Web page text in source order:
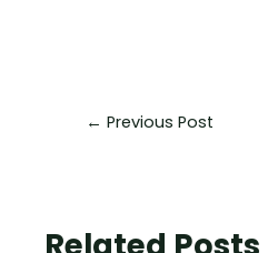
← Previous Post